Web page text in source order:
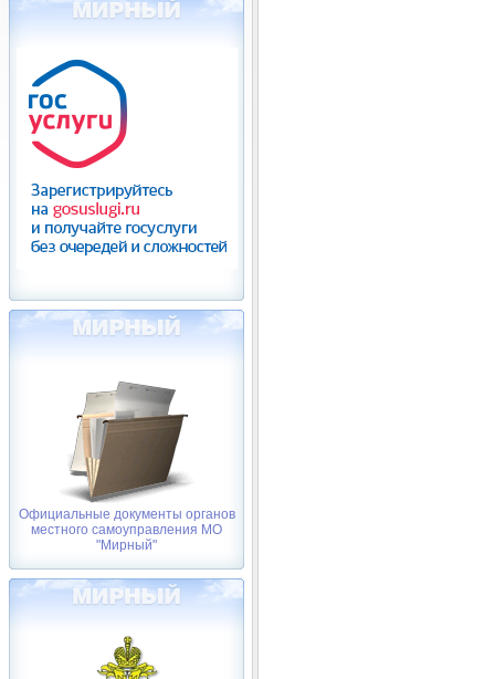
Официальные документы органов
местного самоуправления МО
"Мирный"